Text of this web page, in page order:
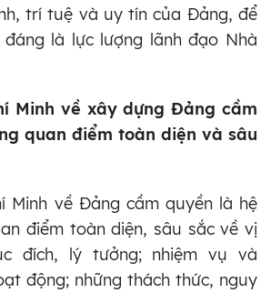
trí tuệ và uy tín của Đảng, để
là lực lượng lãnh đạo Nhà
Minh về xây dựng Đảng cầm
quan điểm toàn diện và sâu
Minh về Đảng cầm quyền là hệ
điểm toàn diện, sâu sắc về vị
đích, lý tưởng; nhiệm vụ và
động; những thách thức, nguy